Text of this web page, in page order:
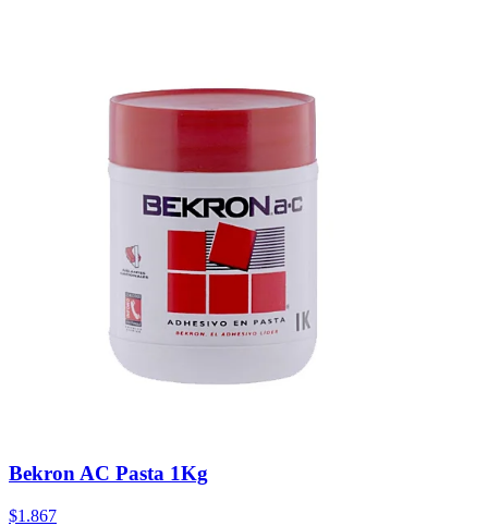
Bekron AC Pasta 1Kg
$1.867